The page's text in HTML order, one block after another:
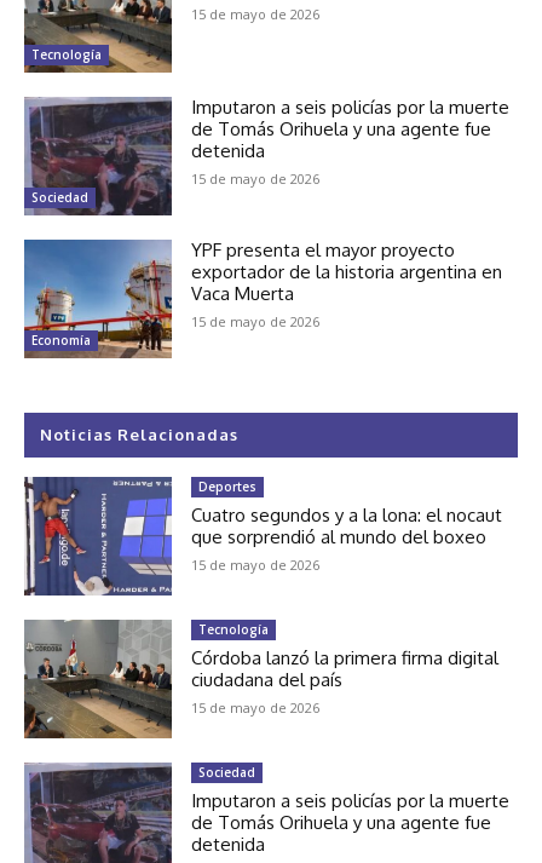
Tecnología
15 de mayo de 2026
Sociedad
Imputaron a seis policías por la muerte
de Tomás Orihuela y una agente fue
detenida
15 de mayo de 2026
Economía
YPF presenta el mayor proyecto
exportador de la historia argentina en
Vaca Muerta
15 de mayo de 2026
Noticias Relacionadas
Deportes
Cuatro segundos y a la lona: el nocaut
que sorprendió al mundo del boxeo
15 de mayo de 2026
Tecnología
Córdoba lanzó la primera firma digital
ciudadana del país
15 de mayo de 2026
Sociedad
Imputaron a seis policías por la muerte
de Tomás Orihuela y una agente fue
detenida